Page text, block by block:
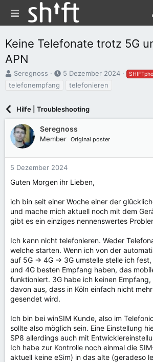
Keine Telefonate trotz 5G
APN
E
e
l
l
e
r
Seregnoss
E
e
l
l
t
5 Dezember 2024
telefonempfang
telefonieren
Hilfe | Troubleshooting
Seregnoss
Member Original poster
5 Dezember 2024
Guten Morgen ihr Lieben,
ich bin seit einer Woche einer der
und mache mich aktuell noch mit dem
gibt es ein einziges nennenswertes
Ich kann nicht telefonieren. Weder
welche starten. Wenn ich von der
auf 5G -> 4G -> 3G umstelle stelle ich
und 4G besten Empfang haben, das
funktioniert. 3G habe ich keinen
davon aus, dass in Köln einfach nicht
gesendet wird.
Ich bin bei winSIM Kunde, also im
sollte also möglich sein. Eine Einstellung
SP8 allerdings auch mit
Ich habe zur Kontrolle noch einmal die
aktuell keine eSim) in das alte (geradeso